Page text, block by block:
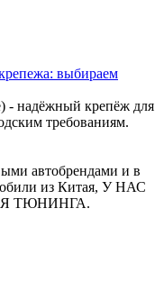
выбираем
- надёжный крепёж для
требованиям.
автобрендами и в
из Китая, У НАС
ТЮНИНГА.